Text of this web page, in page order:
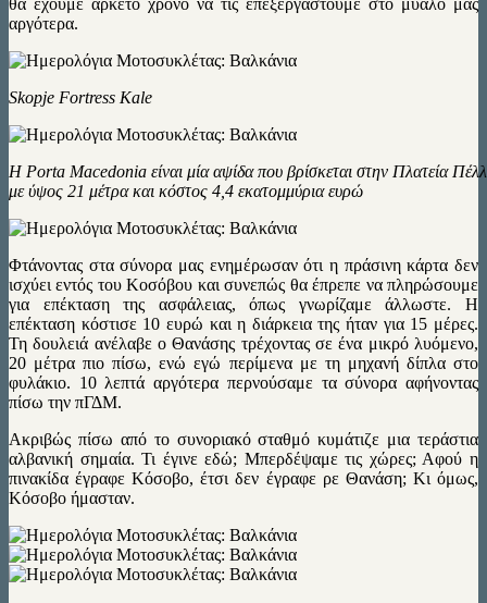
αργότερα.
Skopje Fortress Kale
Η Porta Macedonia είναι μία αψίδα που βρίσκεται στην Πλατεία
με ύψος 21 μέτρα και κόστος 4,4 εκατομμύρια ευρώ
Φτάνοντας στα σύνορα μας ενημέρωσαν ότι η πράσινη κάρτα δεν
ισχύει εντός του Κοσόβου και συνεπώς θα έπρεπε να πληρώσουμε
για επέκταση της ασφάλειας, όπως γνωρίζαμε άλλωστε. Η
επέκταση κόστισε 10 ευρώ και η διάρκεια της ήταν για 15 μέρες.
Τη δουλειά ανέλαβε ο Θανάσης τρέχοντας σε ένα μικρό λυόμενο,
20 μέτρα πιο πίσω, ενώ εγώ περίμενα με τη μηχανή δίπλα στο
φυλάκιο. 10 λεπτά αργότερα περνούσαμε τα σύνορα αφήνοντας
πίσω την πΓΔΜ.
Ακριβώς πίσω από το συνοριακό σταθμό κυμάτιζε μια τεράστια
αλβανική σημαία. Τι έγινε εδώ; Μπερδέψαμε τις χώρες; Αφού η
πινακίδα έγραφε Κόσοβο, έτσι δεν έγραφε ρε Θανάση; Κι όμως,
Κόσοβο ήμασταν.